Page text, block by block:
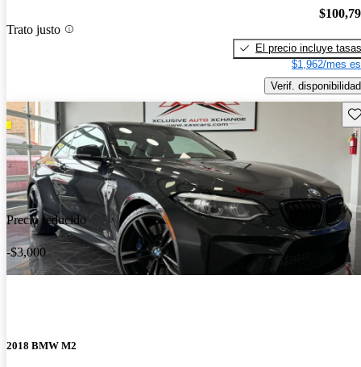
Trato justo
El precio incluye tasas
$1,962/mes
Verif. disponibilidad
Precio reducido
-$3,000
2018 BMW M2